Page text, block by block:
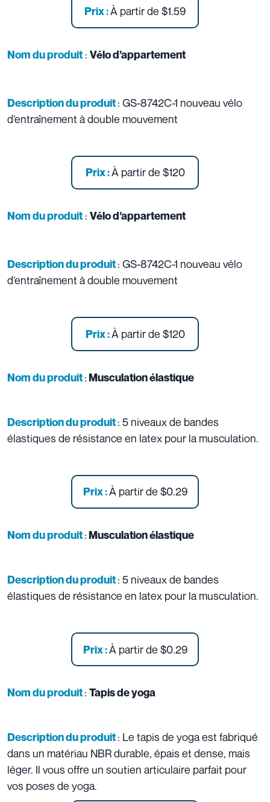
Prix :À partir de $1.59
Nom du produit : Vélo d’appartement
Description du produit: GS-8742C-1 nouveau vélo
d’entraînement à double mouvement
Prix :À partir de $120
Nom du produit : Vélo d’appartement
Description du produit: GS-8742C-1 nouveau vélo
d’entraînement à double mouvement
Prix :À partir de $120
Nom du produit:Musculation élastique
Description du produit: 5 niveaux de bandes
élastiques de résistance en latex pour la musculation.
Prix :À partir de $0.29
Nom du produit:Musculation élastique
Description du produit: 5 niveaux de bandes
élastiques de résistance en latex pour la musculation.
Prix :À partir de $0.29
Nom du produit: Tapis de yoga
Description du produit: Le tapis de yoga est fabriqué
dans un matériau NBR durable, épais et dense, mais
léger. Il vous offre un soutien articulaire parfait pour
vos poses de yoga.